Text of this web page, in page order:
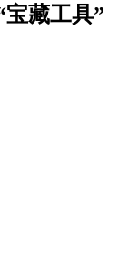
藏工具”